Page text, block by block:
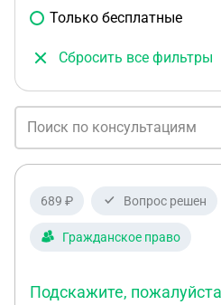
Только бесплатные
Сбросить все фильтры
689 ₽ Вопрос решен
Гражданское право
Подскажите,